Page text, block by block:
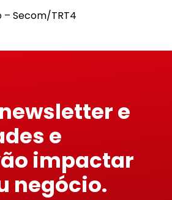
– Secom/TRT4
e
e
impactar
negócio.